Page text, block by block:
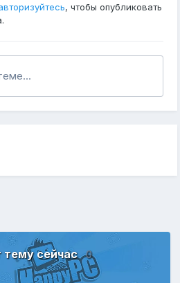
, чтобы опубликовать
тему сейчас0